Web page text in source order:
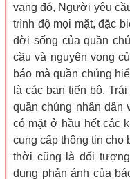
vang đó, Người yêu
trình độ mọi mặt, đặc
đời sống của quần
cầu và nguyện vọng
báo mà quần chúng
là các bạn tiến bộ.
quần chúng nhân
có mặt ở hầu hết các
cung cấp thông tin cho
thời cũng là đối
dung phản ánh của